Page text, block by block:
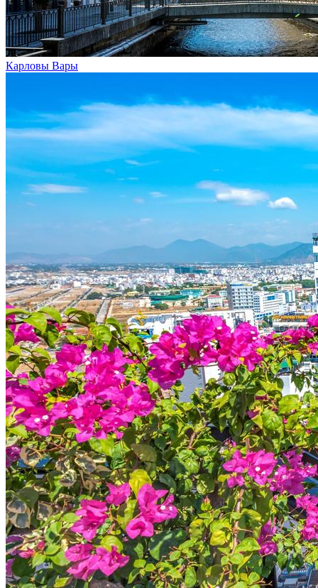
Карловы Вары